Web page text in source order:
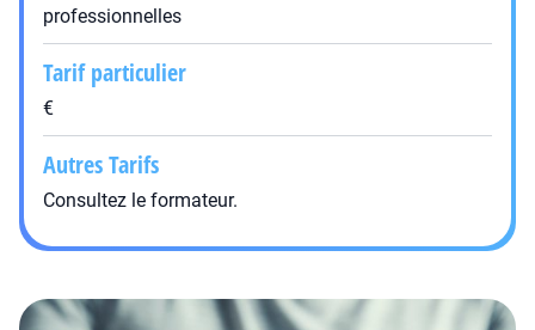
professionnelles
Tarif particulier
€
Autres Tarifs
Consultez le formateur.